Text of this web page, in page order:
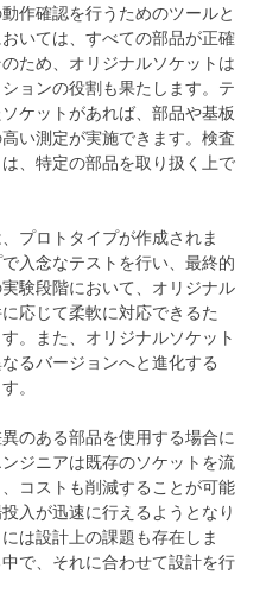
作確認を行うためのツールと
いては、すべての部品が正確
ため、オリジナルソケットは
ョンの役割も果たします。テ
ケットがあれば、部品や基板
い測定が実施できます。検査
、特定の部品を取り扱く上で
プロトタイプが作成されま
入念なテストを行い、最終的
験段階において、オリジナル
応じて柔軟に対応できるた
。また、オリジナルソケット
るバージョンへと進化する
。
のある部品を使用する場合に
ジニアは既存のソケットを流
コストも削減することが可能
入が迅速に行えるようとなり
は設計上の課題も存在しま
で、それに合わせて設計を行